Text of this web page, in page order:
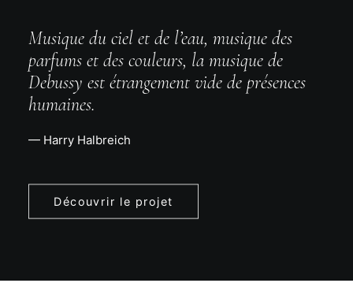
Musique du ciel et de l’eau, musique des
parfums et des couleurs, la musique de
Debussy est étrangement vide de présences
humaines.
— Harry Halbreich
Découvrir le projet